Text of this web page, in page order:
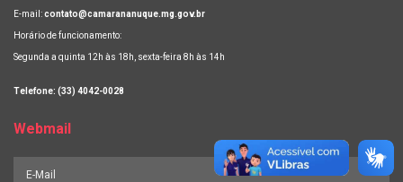
E-mail:contato@camarananuque.mg.gov.br
Horário de funcionamento:
Segunda a quinta 12h às 18h, sexta-feira 8h às 14h
Telefone: (33) 4042-0028
Webmail